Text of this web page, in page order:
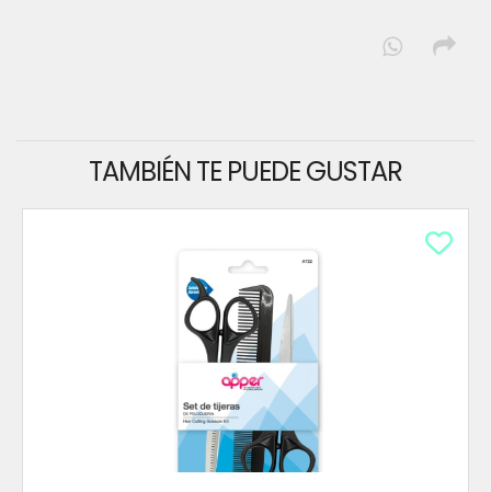
TAMBIÉN TE PUEDE GUSTAR